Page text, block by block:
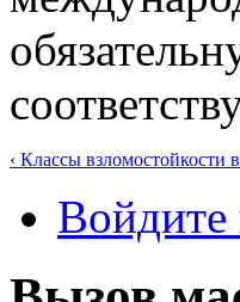
‹ Классы взломостойкости
Войдите